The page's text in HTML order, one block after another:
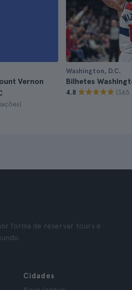
Vernon
Washington, D.C.
Bilhetes
4.8 (365
forma de reservar tours e
Cidades